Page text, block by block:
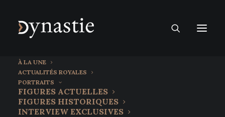
À LA UNE
ACTUALITÉS ROYALES
PORTRAITS
FIGURES ACTUELLES
FIGURES HISTORIQUES
INTERVIEW EXCLUSIVES